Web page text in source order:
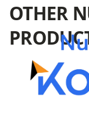
OTHER